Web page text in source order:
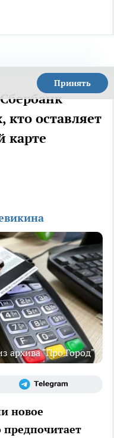
Принять
кто оставляет
карте
архива "Про Город"
новое
предпочитает